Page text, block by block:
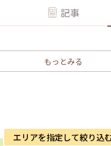
記事
もっとみる
エリアを指定して絞り込